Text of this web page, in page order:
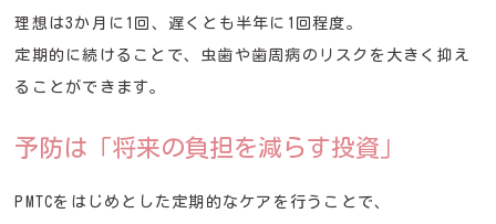
理想は3か月に1回、遅くとも半年に1回程度。
定期的に続けることで、虫歯や歯周病のリスクを大きく抑え
ることができます。
予防は「将来の負担を減らす投資」
PMTCをはじめとした定期的なケアを行うことで、